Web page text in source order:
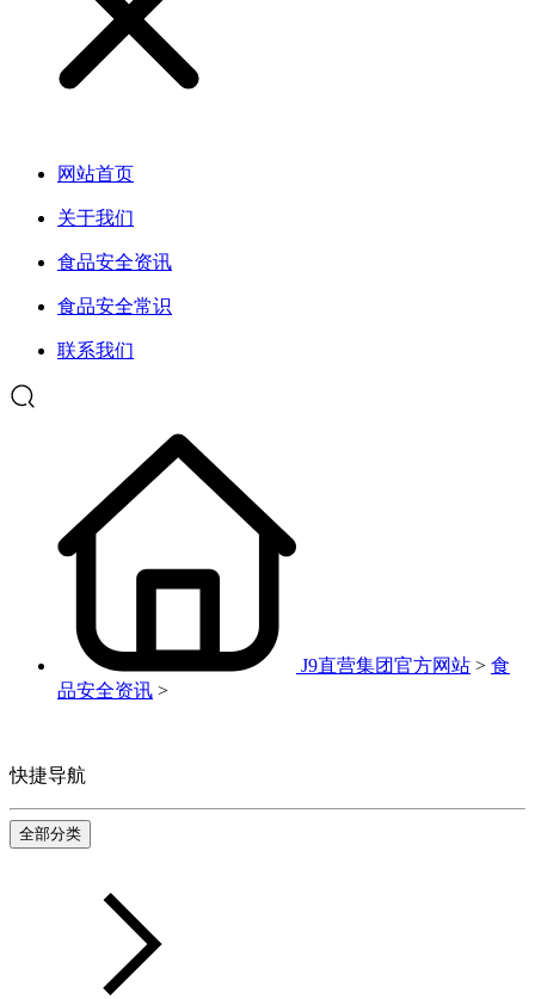
网站首页
关于我们
食品安全资讯
食品安全常识
联系我们
J9直营集团官方网站 > 食
品安全资讯 >
快捷导航
全部分类